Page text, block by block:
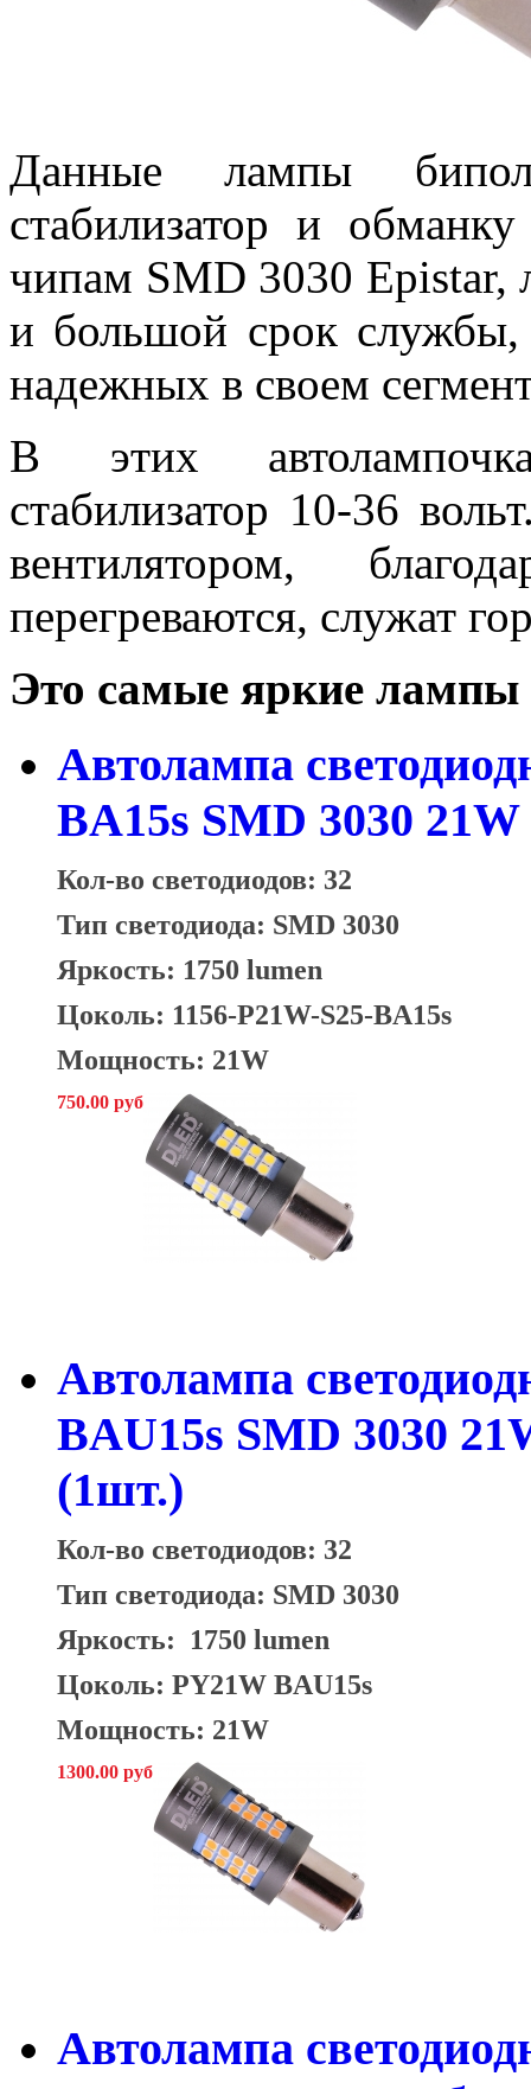
Данные лампы
стабилизатор и
чипам SMD 3030
и большой срок
надежных в своем
В этих
стабилизатор 10-36
вентилятором,
перегреваются, служат
Это самые яркие лампы
Автолампа
BA15s SMD 3030
Кол-во светодиодов: 32
Тип светодиода: SMD 3030
Яркость: 1750 lumen
Цоколь: 1156-P21W-S25-BA15s
Мощность: 21W
750.00 руб
Автолампа
BAU15s SMD 3030
(1шт.)
Кол-во светодиодов: 32
Тип светодиода: SMD 3030
Яркость: 1750 lumen
Цоколь: PY21W BAU15s
Мощность: 21W
1300.00 руб
Автолампа